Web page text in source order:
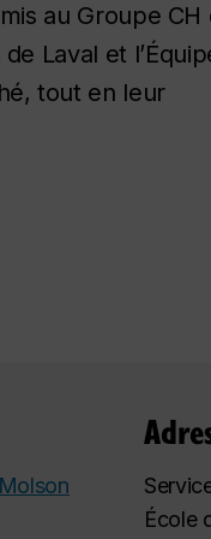
au Groupe CH
Laval et
tout en leur
École